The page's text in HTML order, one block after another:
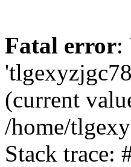
Fatal error:
(current
/home/
Stack trace: